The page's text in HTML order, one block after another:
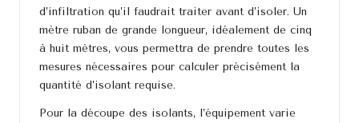
d’infiltration qu’il faudrait traiter avant d’isoler. Un
mètre ruban de grande longueur, idéalement de cinq
à huit mètres, vous permettra de prendre toutes les
mesures nécessaires pour calculer précisément la
quantité d’isolant requise.
Pour la découpe des isolants, l’équipement varie